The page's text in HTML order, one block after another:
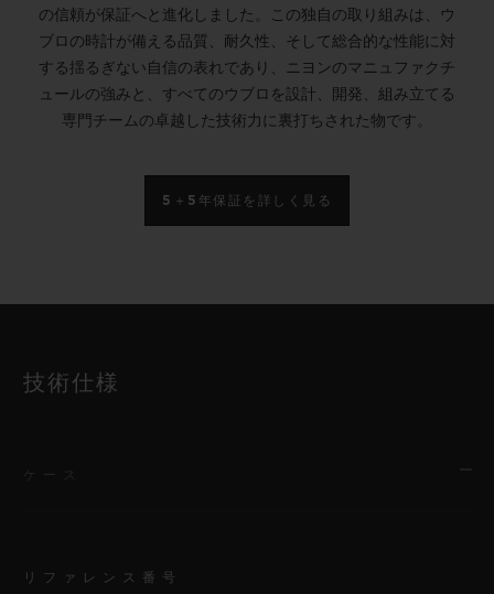
の信頼が保証へと進化しました。この独自の取り組みは、ウ
ブロの時計が備える品質、耐久性、そして総合的な性能に対
する揺るぎない自信の表れであり、ニヨンのマニュファクチ
ュールの強みと、すべてのウブロを設計、開発、組み立てる
専門チームの卓越した技術力に裏打ちされた物です。
5＋5年保証を詳しく見る
技術仕様
リファレンス番号